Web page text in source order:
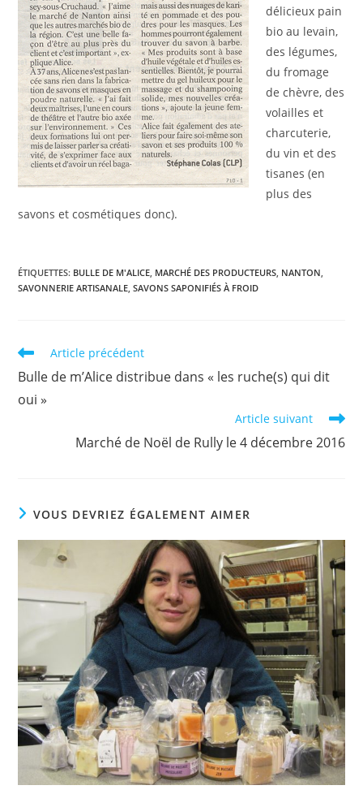
délicieux pain
bio au levain,
des légumes,
du fromage
de chèvre, des
volailles et
charcuterie,
du vin et des
tisanes (en
plus des
savons et cosmétiques donc).
ÉTIQUETTES: BULLE DE M'ALICE MARCHÉ DES PRODUCTEURS NANTON
SAVONNERIE ARTISANALE SAVONS SAPONIFIÉS À FROID
Read
more
articles
Article précédent
Bulle de m’Alice distribue dans « les ruche(s) qui dit
oui »
Article suivant
Marché de Noël de Rully le 4 décembre 2016
VOUS DEVRIEZ ÉGALEMENT AIMER